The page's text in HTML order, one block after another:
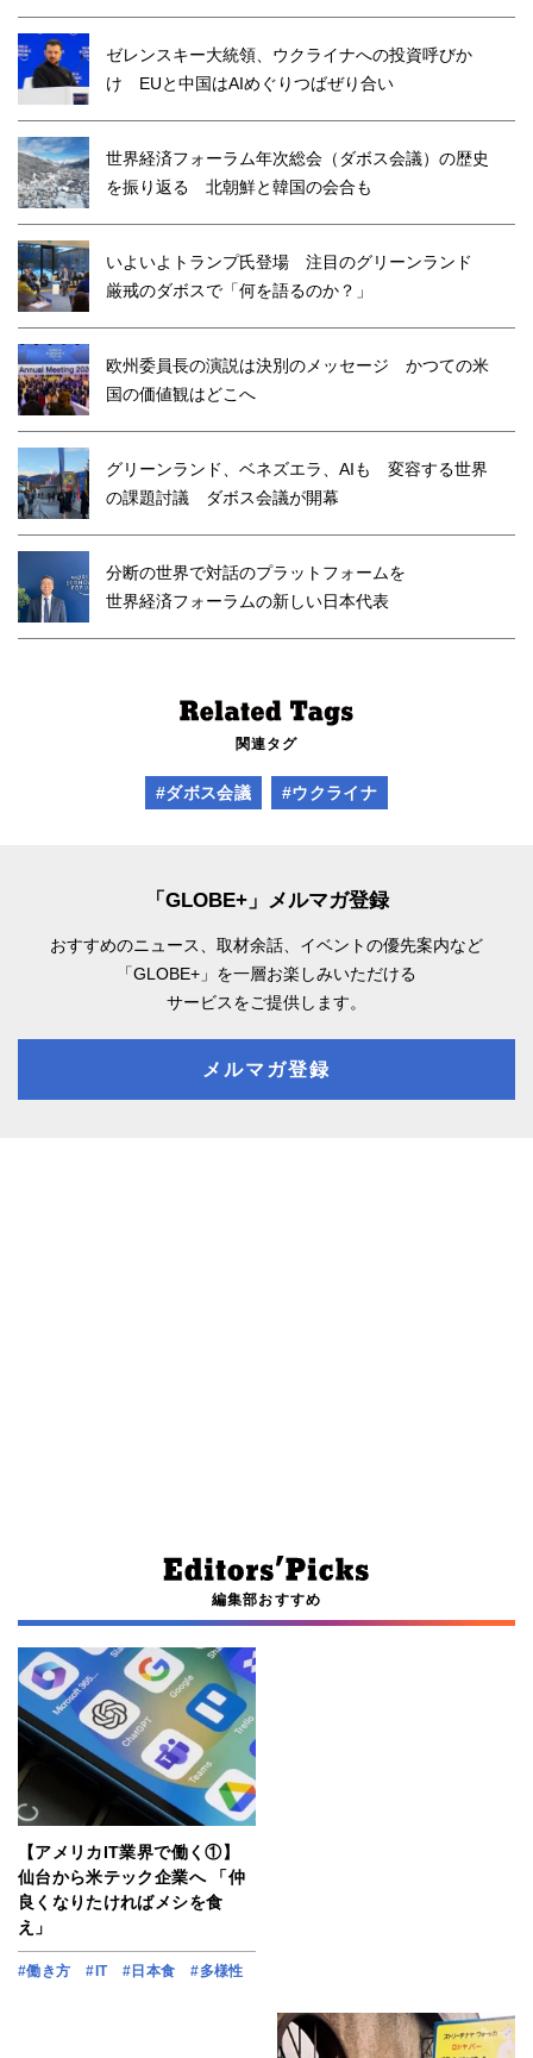
ゼレンスキー大統領、ウクライナへの投資呼びか
け EUと中国はAIめぐりつばぜり合い
世界経済フォーラム年次総会（ダボス会議）の歴史
を振り返る 北朝鮮と韓国の会合も
いよいよトランプ氏登場 注目のグリーンランド
厳戒のダボスで「何を語るのか？」
欧州委員長の演説は決別のメッセージ かつての米
国の価値観はどこへ
グリーンランド、ベネズエラ、AIも 変容する世界
の課題討議 ダボス会議が開幕
分断の世界で対話のプラットフォームを
世界経済フォーラムの新しい日本代表
関連タグ
#ダボス会議 #ウクライナ
「GLOBE+」メルマガ登録
おすすめのニュース、取材余話、 イベントの優先案内など
「GLOBE+」を一層お楽しみいただける
サービスをご提供します。
メルマガ登録
編集部おすすめ
【アメリカIT業界で働く①】
仙台から米テック企業へ 「仲
良くなりたければメシを食
え」
#働き方 #IT #日本食 #多様性